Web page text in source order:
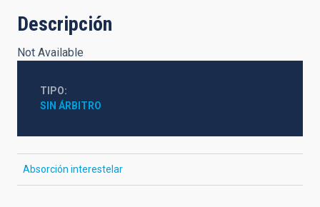
Descripción
Not Available
TIPO
SIN ÁRBITRO
Absorción interestelar